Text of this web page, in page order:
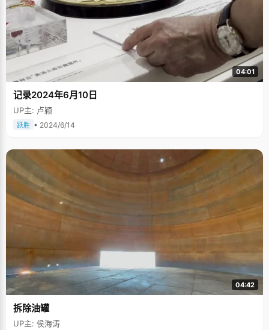
04:01
记录2024年6月10日
UP主: 卢颖
跃胜 • 2024/6/14
04:42
拆除油罐
UP主: 侯海涛